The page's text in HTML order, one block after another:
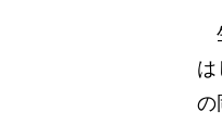
は
の